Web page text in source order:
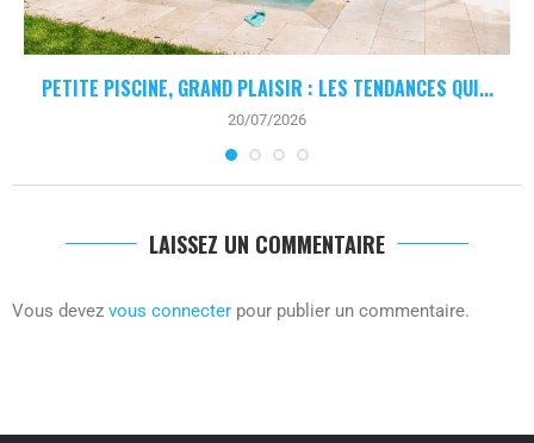
PETITE PISCINE, GRAND PLAISIR : LES TENDANCES QUI...
20/07/2026
LAISSEZ UN COMMENTAIRE
Vous devez vous connecter pour publier un commentaire.